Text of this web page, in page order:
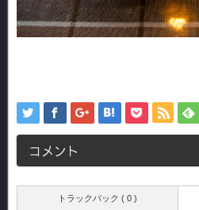
コメント
トラックバック ( 0 )